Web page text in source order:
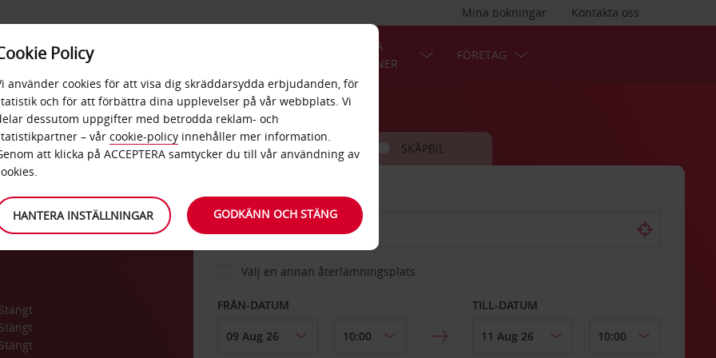
Kontakta oss
Mina bokningar
ERBJUDANDEN
POPULÄRA
DESTINATIONER
FÖRETAG
Stängt
Stängt
Stängt
BIL SKÅPBIL
HÄMTA FRÅN
Välj en annan återlämningsplats
FRÅN-DATUM TILL-DATUM
Policy
använder cookies för att visa dig skräddarsydda erbjudanden, för
och för att förbättra dina upplevelser på vår webbplats. Vi
dessutom uppgifter med betrodda reklam- och
– vår cookie-policy innehåller mer information.
att klicka på ACCEPTERA samtycker du till vår användning av
HANTERA INSTÄLLNINGAR GODKÄNN OCH STÄNG